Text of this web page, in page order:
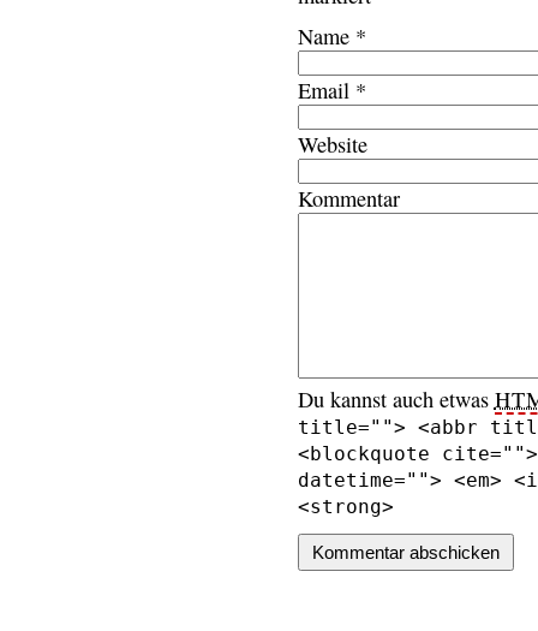
Name *
Email *
Website
Kommentar
Du kannst auch etwas
title=""> <abbr
<blockquote
datetime=""> <em>
<strong>